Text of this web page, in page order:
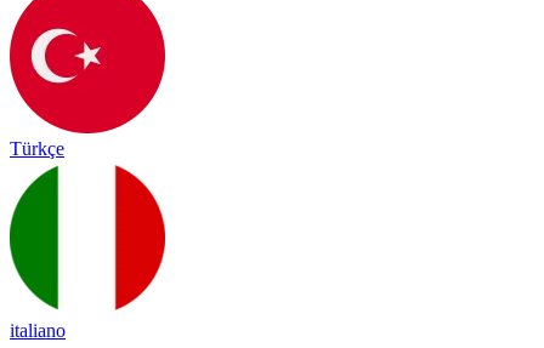
Türkçe
italiano